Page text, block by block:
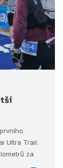
Ultra Trail.
za